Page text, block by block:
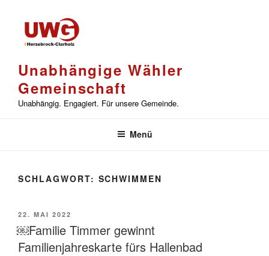
springen
Unabhängige Wähler
Gemeinschaft
Unabhängig. Engagiert. Für unsere Gemeinde.
Menü
SCHLAGWORT: SCHWIMMEN
VERÖFFENTLICHT
AM
22. MAI 2022
￼Familie Timmer gewinnt
Familienjahreskarte fürs Hallenbad